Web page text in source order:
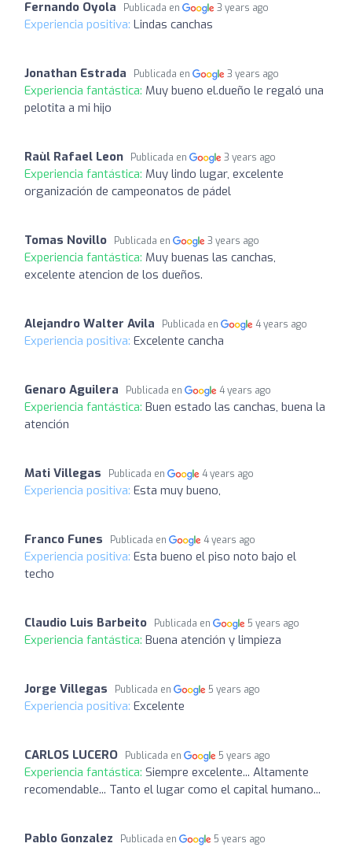
Fernando Oyola Publicada en 3 years ago
Experiencia positiva: Lindas canchas
Jonathan Estrada Publicada en 3 years ago
Experiencia fantástica: Muy bueno el.dueño le regaló una
pelotita a mi hijo
Raùl Rafael Leon Publicada en 3 years ago
Experiencia fantástica: Muy lindo lugar, excelente
organización de campeonatos de pádel
Tomas Novillo Publicada en 3 years ago
Experiencia fantástica: Muy buenas las canchas,
excelente atencion de los dueños.
Alejandro Walter Avila Publicada en 4 years ago
Experiencia positiva: Excelente cancha
Genaro Aguilera Publicada en 4 years ago
Experiencia fantástica: Buen estado las canchas, buena la
atención
Mati Villegas Publicada en 4 years ago
Experiencia positiva: Esta muy bueno,
Franco Funes Publicada en 4 years ago
Experiencia positiva: Esta bueno el piso noto bajo el
techo
Claudio Luis Barbeito Publicada en 5 years ago
Experiencia fantástica: Buena atención y limpieza
Jorge Villegas Publicada en 5 years ago
Experiencia positiva: Excelente
CARLOS LUCERO Publicada en 5 years ago
Experiencia fantástica: Siempre excelente... Altamente
recomendable... Tanto el lugar como el capital humano...
Pablo Gonzalez Publicada en 5 years ago